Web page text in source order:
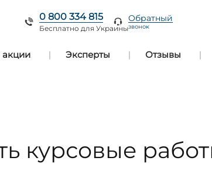
0 800 334 815
Бесплатно для Украины
Обратный
звонок
акции Эксперты Отзывы
курсовые